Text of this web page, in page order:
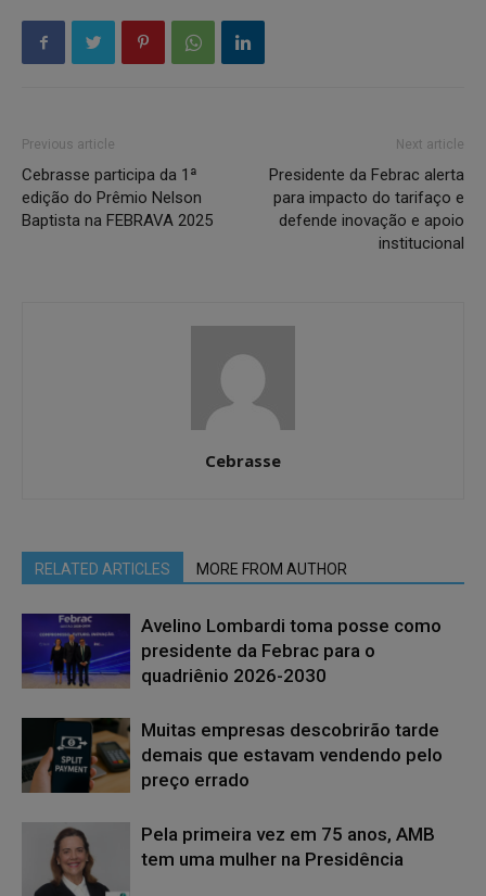
Previous article
Cebrasse participa da 1ª
edição do Prêmio Nelson
Baptista na FEBRAVA 2025
Next article
Presidente da Febrac alerta
para impacto do tarifaço e
defende inovação e apoio
institucional
Cebrasse
RELATED ARTICLES MORE FROM AUTHOR
Avelino Lombardi toma posse como
presidente da Febrac para o
quadriênio 2026-2030
Muitas empresas descobrirão tarde
demais que estavam vendendo pelo
preço errado
Pela primeira vez em 75 anos, AMB
tem uma mulher na Presidência